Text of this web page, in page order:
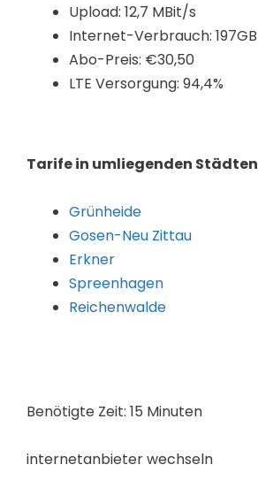
Upload: 12,7 MBit/s
Internet-Verbrauch: 197GB
Abo-Preis: €30,50
LTE Versorgung: 94,4%
Tarife in umliegenden Städten
Grünheide
Gosen-Neu Zittau
Erkner
Spreenhagen
Reichenwalde
Benötigte Zeit: 15 Minuten
internetanbieter wechseln